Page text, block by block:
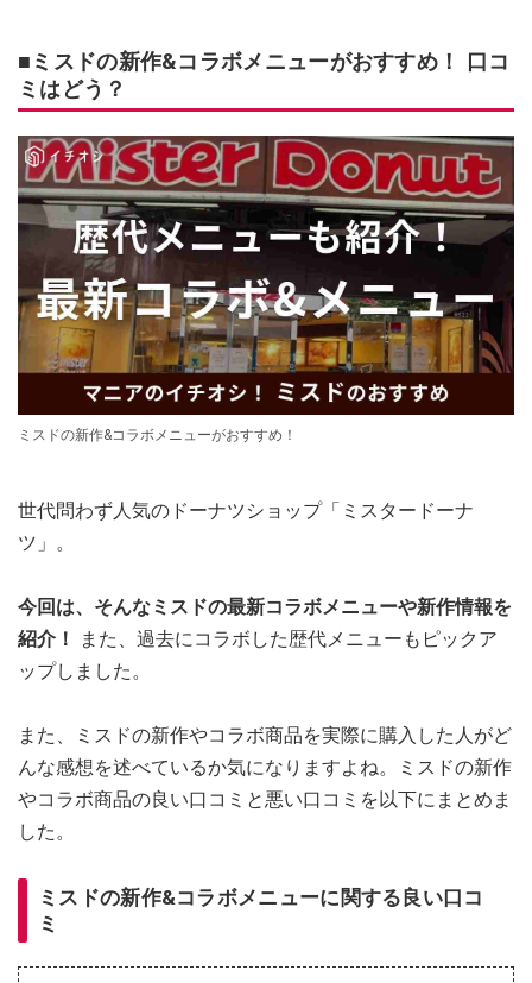
■ミスドの新作&コラボメニューがおすすめ！ 口コ
ミはどう？
ミスドの新作&コラボメニューがおすすめ！
世代問わず人気のドーナツショップ「ミスタードーナ
ツ」。
今回は、そんなミスドの最新コラボメニューや新作情報を
紹介！
また、過去にコラボした歴代メニューもピックア
ップしました。
また、ミスドの新作やコラボ商品を実際に購入した人がど
んな感想を述べているか気になりますよね。ミスドの新作
やコラボ商品の良い口コミと悪い口コミを以下にまとめま
した。
ミスドの新作&コラボメニューに関する良い口コ
ミ